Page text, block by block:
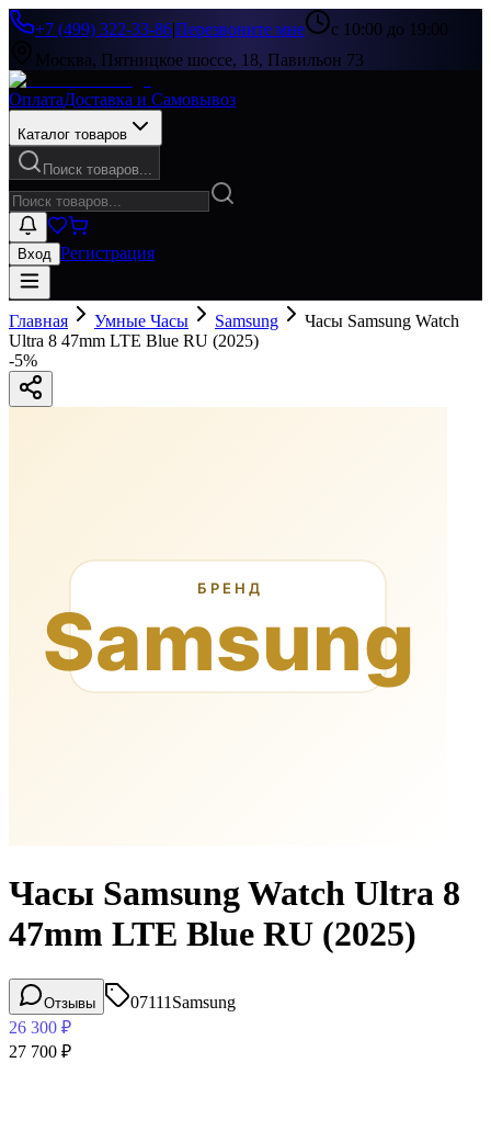
+7 (499) 322-33-86|Перезвоните мне
с 10:00 до 19:00
Москва, Пятницкое шоссе, 18, Павильон 73
ОплатаДоставка и Самовывоз
Каталог товаров
Поиск товаров...
Вход Регистрация
Главная Умные Часы Samsung
Часы Samsung Watch
Ultra 8 47mm LTE Blue RU (2025)
-5%
Часы Samsung Watch Ultra 8
47mm LTE Blue RU (2025)
Отзывы 07111 Samsung
26 300 ₽
27 700 ₽